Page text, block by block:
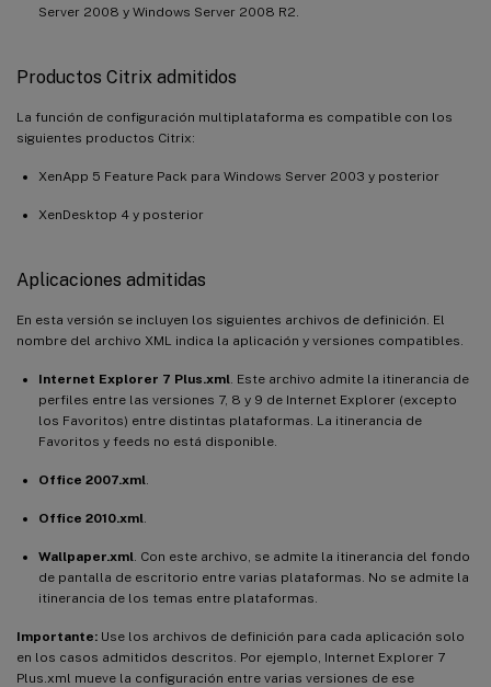
Server 2008 y Windows Server 2008 R2.
Productos Citrix admitidos
La función de configuración multiplataforma es compatible con los
siguientes productos Citrix:
XenApp 5 Feature Pack para Windows Server 2003 y posterior
XenDesktop 4 y posterior
Aplicaciones admitidas
En esta versión se incluyen los siguientes archivos de definición. El
nombre del archivo XML indica la aplicación y versiones compatibles.
Internet Explorer 7 Plus.xml . Este archivo admite la itinerancia de
perfiles entre las versiones 7, 8 y 9 de Internet Explorer (excepto
los Favoritos) entre distintas plataformas. La itinerancia de
Favoritos y feeds no está disponible.
Office 2007.xml
Office 2010.xml
Wallpaper.xml . Con este archivo, se admite la itinerancia del fondo
de pantalla de escritorio entre varias plataformas. No se admite la
itinerancia de los temas entre plataformas.
Importante: Use los archivos de definición para cada aplicación solo
en los casos admitidos descritos. Por ejemplo, Internet Explorer 7
Plus.xml mueve la configuración entre varias versiones de ese